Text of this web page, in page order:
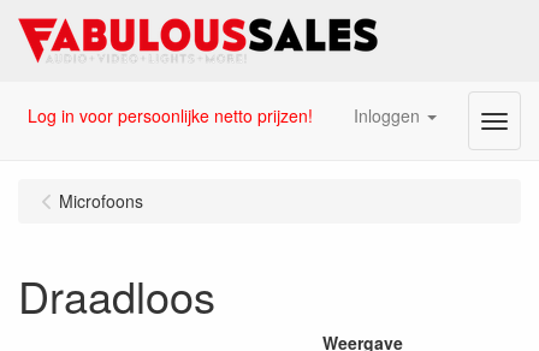
Log in voor persoonlijke netto prijzen! Inloggen Menu
Microfoons
Draadloos
Weergave